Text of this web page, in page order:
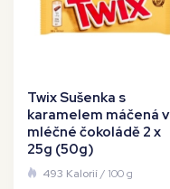
Twix Sušenka s
karamelem máčená v
mléčné čokoládě 2 x
25g (50g)
493 Kalorií/ 100 g